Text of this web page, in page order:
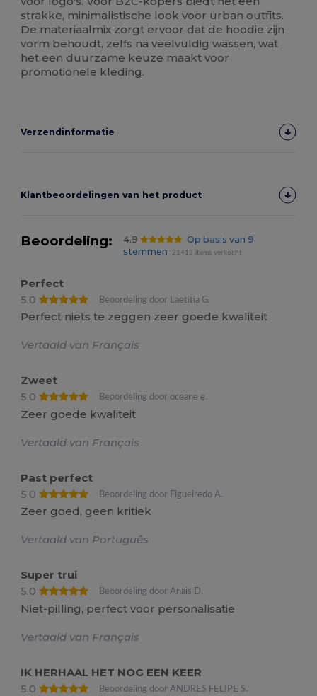
strakke, minimalistische look voor urban outfits.
De materiaalmix zorgt ervoor dat de hoodie zijn
vorm behoudt, zelfs na veelvuldig wassen, wat
het een duurzame keuze maakt voor
promotionele kleding.
Verzendinformatie
Klantbeoordelingen van het product
Beoordeling: 4.9
Op basis van 9
stemmen
21413 items verkocht
Perfect
5.0
Beoordeling door Laetitia G.
Perfect niets te zeggen zeer goede kwaliteit
Vertaald van Français
Zweet
5.0
Beoordeling door oceane e.
Zeer goede kwaliteit
Vertaald van Français
Past perfect
5.0
Beoordeling door Figueiredo A.
Zeer goed, geen kritiek
Vertaald van Português
Super trui
5.0
Beoordeling door Anais D.
Niet-pilling, perfect voor personalisatie
Vertaald van Français
IK HERHAAL HET NOG EEN KEER
5.0
Beoordeling door ANDRES FELIPE S.